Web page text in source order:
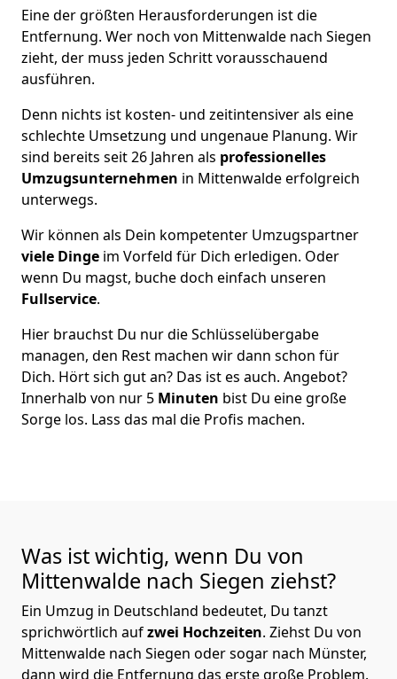
Eine der größten Herausforderungen ist die
Entfernung. Wer noch von Mittenwalde nach Siegen
zieht, der muss jeden Schritt vorausschauend
ausführen.
Denn nichts ist kosten- und zeitintensiver als eine
schlechte Umsetzung und ungenaue Planung. Wir
sind bereits seit 26 Jahren als professionelles
Umzugsunternehmen in Mittenwalde erfolgreich
unterwegs.
Wir können als Dein kompetenter Umzugspartner
viele Dinge im Vorfeld für Dich erledigen. Oder
wenn Du magst, buche doch einfach unseren
Fullservice.
Hier brauchst Du nur die Schlüsselübergabe
managen, den Rest machen wir dann schon für
Dich. Hört sich gut an? Das ist es auch. Angebot?
Innerhalb von nur 5 Minuten bist Du eine große
Sorge los. Lass das mal die Profis machen.
Was ist wichtig, wenn Du von
Mittenwalde nach Siegen ziehst?
Ein Umzug in Deutschland bedeutet, Du tanzt
sprichwörtlich aufzwei Hochzeiten. Ziehst Du von
Mittenwalde nach Siegen oder sogar nach Münster,
dann wird die Entfernung das erste große Problem.